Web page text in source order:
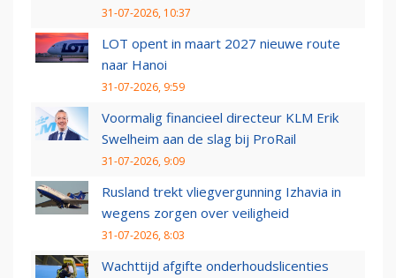
31-07-2026, 10:37
LOT opent in maart 2027 nieuwe route
naar Hanoi
31-07-2026, 9:59
Voormalig financieel directeur KLM Erik
Swelheim aan de slag bij ProRail
31-07-2026, 9:09
Rusland trekt vliegvergunning Izhavia in
wegens zorgen over veiligheid
31-07-2026, 8:03
Wachttijd afgifte onderhoudslicenties